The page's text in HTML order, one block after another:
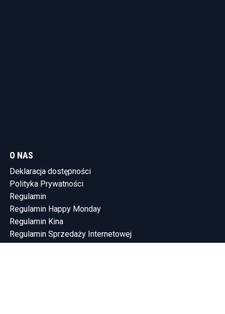
O NAS
Deklaracja dostępności
Polityka Prywatności
Regulamin
Regulamin Happy Monday
Regulamin Kina
Regulamin Sprzedaży Internetowej